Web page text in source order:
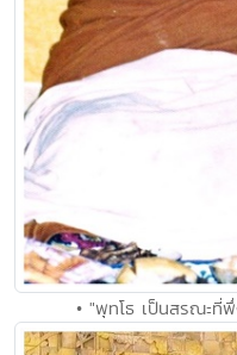
• "พุทโธ เป็นสรณะที่